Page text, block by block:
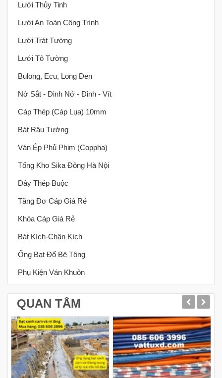
Lưới Thủy Tinh
Lưới An Toàn Công Trình
Lưới Trát Tường
Lưới Tô Tường
Bulong, Ecu, Long Đen
Nở Sắt - Đinh Nở - Đinh - Vít
Cáp Thép (cáp Lụa) 10mm
Bát Râu Tường
Ván Ép Phủ Phim (coppha)
Tổng Kho Sika Đông Hà Nội
Dây Thép Buộc
Tăng Đơ Cáp Giá Rẻ
Khóa Cáp Giá Rẻ
Bát Kích-Chân Kích
Ống Bạt Đổ Bê Tông
Phụ Kiện Ván Khuôn
QUAN TÂM